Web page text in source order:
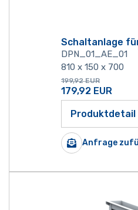
Schaltanlage
DPN_01_AE_01
810 x 150 x 700
199,92 EUR
179,92 EUR
Produktdetail
Anfrage